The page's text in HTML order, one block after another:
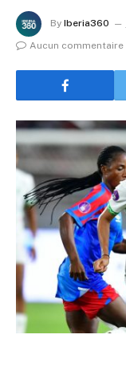
By Iberia360
Aucun commentaire